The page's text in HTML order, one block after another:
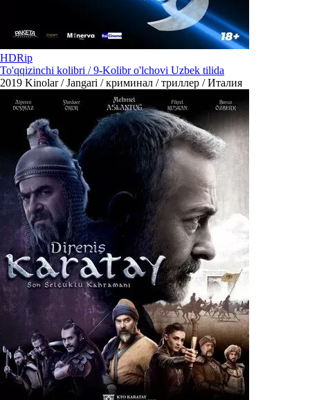
HDRip
To'qqizinchi kolibri / 9-Kolibr o'lchovi Uzbek tilida
2019 Kinolar / Jangari / криминал / триллер / Италия